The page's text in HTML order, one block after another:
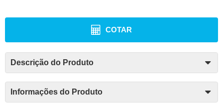
COTAR
Descrição do Produto
Informações do Produto